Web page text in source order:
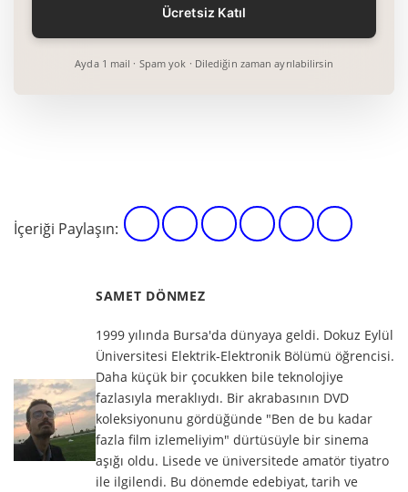
Ayda 1 mail · Spam yok · Dilediğin zaman ayrılabilirsin
İçeriği Paylaşın:
SAMET DÖNMEZ
1999 yılında Bursa'da dünyaya geldi. Dokuz Eylül
Üniversitesi Elektrik-Elektronik Bölümü öğrencisi.
Daha küçük bir çocukken bile teknolojiye
fazlasıyla meraklıydı. Bir akrabasının DVD
koleksiyonunu gördüğünde "Ben de bu kadar
fazla film izlemeliyim" dürtüsüyle bir sinema
aşığı oldu. Lisede ve üniversitede amatör tiyatro
ile ilgilendi. Bu dönemde edebiyat, tarih ve